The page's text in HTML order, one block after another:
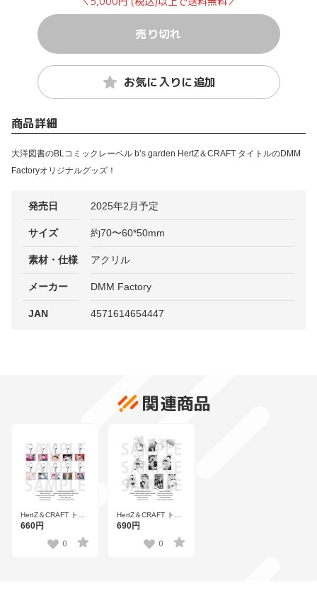
売り切れ
お気に入りに追加
商品詳細
大洋図書のBLコミックレーベル b’s garden HertZ＆CRAFT タイトルのDMM
Factoryオリジナルグッズ！
発売日 2025年2月予定
サイズ 約70〜60*50mm
素材・仕様 アクリル
メーカー DMM Factory
JAN 4571614654447
関連商品
HertZ＆CRAFT トレ
ーディングホログラ
660円
0
HertZ＆CRAFT トレ
ーディングきらきら
690円
0